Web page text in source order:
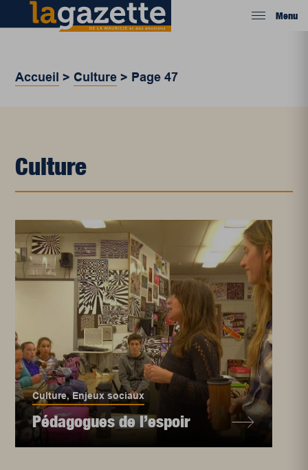
Menu
Accueil > Culture > Page 47
Culture
Culture,Enjeux sociaux
Pédagogues de l’espoir